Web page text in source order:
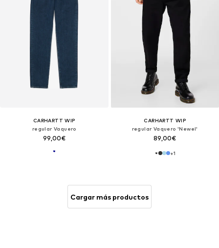
CARHARTT WIP
regular Vaquero
99,00€
CARHARTT WIP
regular Vaquero 'Newel'
89,00€
+1
Cargar más productos